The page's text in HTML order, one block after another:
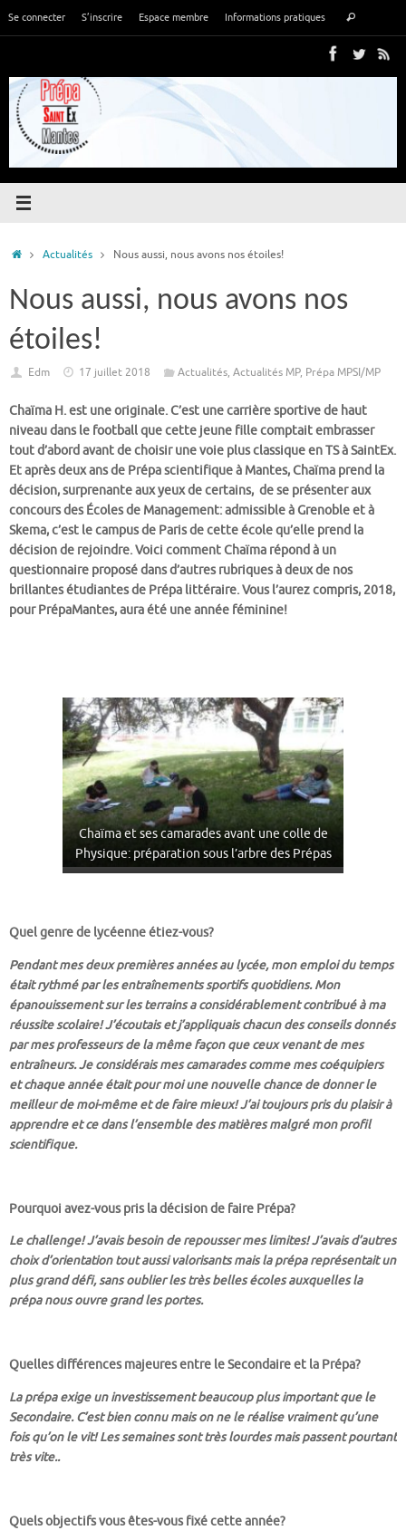
Se connecter S’inscrire Espace membre Informations pratiques
:
Rechercher
Accueil
Actualités Nous aussi, nous avons nos étoiles!
Nous aussi, nous avons nos
étoiles!
Edm 17 juillet 2018 Actualités, Actualités MP, Prépa MPSI/MP
Chaïma H. est une originale. C’est une carrière sportive de haut
niveau dans le football que cette jeune fille comptait embrasser
tout d’abord avant de choisir une voie plus classique en TS à SaintEx.
Et après deux ans de Prépa scientifique à Mantes, Chaïma prend la
décision, surprenante aux yeux de certains, de se présenter aux
concours des Écoles de Management: admissible à Grenoble et à
Skema, c’est le campus de Paris de cette école qu’elle prend la
décision de rejoindre. Voici comment Chaïma répond à un
questionnaire proposé dans d’autres rubriques à deux de nos
brillantes étudiantes de Prépa littéraire. Vous l’aurez compris, 2018,
pour PrépaMantes, aura été une année féminine!
Chaïma et ses camarades avant une colle de
Physique: préparation sous l’arbre des Prépas
Quel genre de lycéenne étiez-vous?
Pendant mes deux premières années au lycée, mon emploi du temps
était rythmé par les entraînements sportifs quotidiens. Mon
épanouissement sur les terrains a considérablement contribué à ma
réussite scolaire! J’écoutais et j’appliquais chacun des conseils donnés
par mes professeurs de la même façon que ceux venant de mes
entraîneurs. Je considérais mes camarades comme mes coéquipiers
et chaque année était pour moi une nouvelle chance de donner le
meilleur de moi-même et de faire mieux! J’ai toujours pris du plaisir à
apprendre et ce dans l’ensemble des matières malgré mon profil
scientifique.
Pourquoi avez-vous pris la décision de faire Prépa?
Le challenge! J’avais besoin de repousser mes limites! J’avais d’autres
choix d’orientation tout aussi valorisants mais la prépa représentait un
plus grand défi, sans oublier les très belles écoles auxquelles la
prépa nous ouvre grand les portes.
Quelles différences majeures entre le Secondaire et la Prépa?
La prépa exige un investissement beaucoup plus important que le
Secondaire. C’est bien connu mais on ne le réalise vraiment qu’une
fois qu’on le vit! Les semaines sont très lourdes mais passent pourtant
très vite..
Quels objectifs vous êtes-vous fixé cette année?